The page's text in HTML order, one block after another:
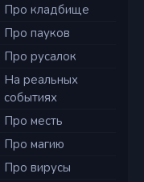
Про кладбище
Про пауков
Про русалок
На реальных
событиях
Про месть
Про магию
Про вирусы